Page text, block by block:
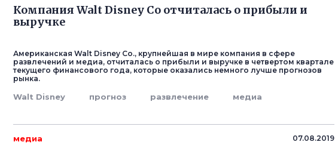
Компания Walt Disney Co отчиталась о прибыли и
выручке
Американская Walt Disney Co., крупнейшая в мире компания в сфере
развлечений и медиа, отчиталась о прибыли и выручке в четвертом квартале
текущего финансового года, которые оказались немного лучше прогнозов
рынка.
Walt Disney прогноз развлечение медиа
медиа 07.08.2019